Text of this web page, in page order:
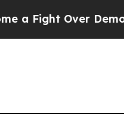
Over